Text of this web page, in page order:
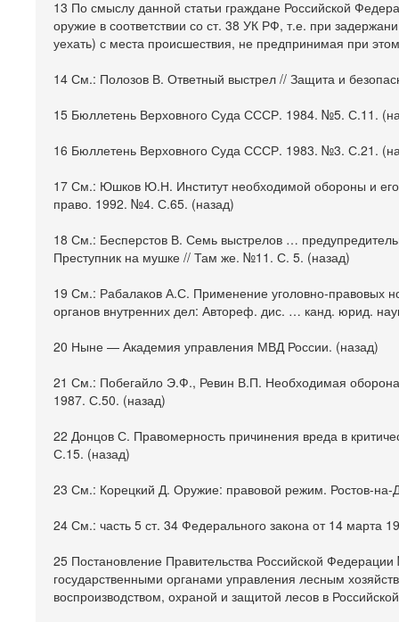
13 По смыслу данной статьи граждане Российской
оружие в соответствии со ст. 38 УК РФ, т.е. при
уехать) с места происшествия, не предпринимая при
14 См.: Полозов В. Ответный выстрел // Защита и
15 Бюллетень Верховного Суда СССР. 1984. №5. С.11.
16 Бюллетень Верховного Суда СССР. 1983. №3. С.21.
17 См.: Юшков Ю.Н. Институт необходимой обороны и его
право. 1992. №4. С.65. (назад)
18 См.: Бесперстов В. Семь выстрелов …
Преступник на мушке // Там же. №11. С. 5. (назад)
19 См.: Рабалаков А.С. Применение уголовно-правовых
органов внутренних дел: Автореф. дис. … канд. юрид.
20 Ныне — Академия управления МВД России. (назад)
21 См.: Побегайло Э.Ф., Ревин В.П. Необходимая оборона
1987. С.50. (назад)
22 Донцов С. Правомерность причинения вреда в
С.15. (назад)
23 См.: Корецкий Д. Оружие: правовой режим. Ростов-на-
24 См.: часть 5 ст. 34 Федерального закона от 14 марта
25 Постановление Правительства Российской
государственными органами управления лесным
воспроизводством, охраной и защитой лесов в